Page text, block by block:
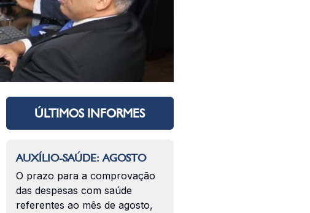
ÚLTIMOS INFORMES
AUXÍLIO-SAÚDE: AGOSTO
O prazo para a comprovação
das despesas com saúde
referentes ao mês de agosto,